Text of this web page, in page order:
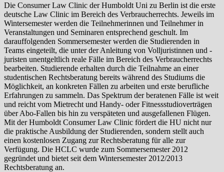
Die Consumer Law Clinic der Humboldt Uni zu Berlin ist die erste
deutsche Law Clinic im Bereich des Verbraucherrechts. Jeweils im
Wintersemester werden die Teilnehmerinnen und Teilnehmer in
Veranstaltungen und Seminaren entsprechend geschult. Im
darauffolgenden Sommersemester werden die Studierenden in
Teams eingeteilt, die unter der Anleitung von Volljuristinnen und -
juristen unentgeltlich reale Fälle im Bereich des Verbraucherrechts
bearbeiten. Studierende erhalten durch die Teilnahme an einer
studentischen Rechtsberatung bereits während des Studiums die
Möglichkeit, an konkreten Fällen zu arbeiten und erste berufliche
Erfahrungen zu sammeln. Das Spektrum der beratenen Fälle ist weit
und reicht vom Mietrecht und Handy- oder Fitnessstudioverträgen
über Abo-Fallen bis hin zu verspäteten und ausgefallenen Flügen.
Mit der Humboldt Consumer Law Clinic fördert die HU nicht nur
die praktische Ausbildung der Studierenden, sondern stellt auch
einen kostenlosen Zugang zur Rechtsberatung für alle zur
Verfügung. Die HCLC wurde zum Sommersemester 2012
gegründet und bietet seit dem Wintersemester 2012/2013
Rechtsberatung an.